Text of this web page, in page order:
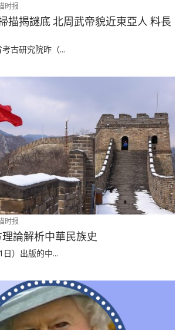
时报
描揭謎底 北周武帝貌近東亞人 料長
考古研究院昨（...
时报
論解析中華民族史
日）出版的中...